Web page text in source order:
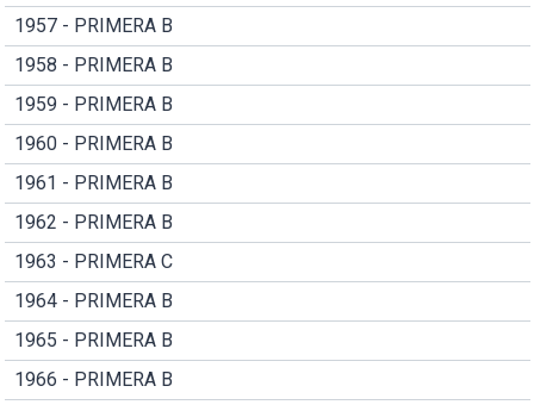
1957 - PRIMERA B
1958 - PRIMERA B
1959 - PRIMERA B
1960 - PRIMERA B
1961 - PRIMERA B
1962 - PRIMERA B
1963 - PRIMERA C
1964 - PRIMERA B
1965 - PRIMERA B
1966 - PRIMERA B